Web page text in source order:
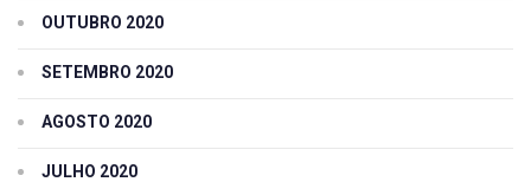
OUTUBRO 2020
SETEMBRO 2020
AGOSTO 2020
JULHO 2020